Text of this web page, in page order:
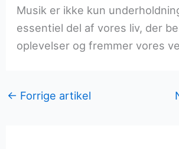
Musik er ikke kun
essentiel del af vores liv, der
oplevelser og fremmer vores
← Forrige artikel